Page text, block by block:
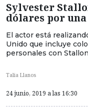
Sylvester
dólares por
El actor está
Unido que incluye
personales con
Talia Llanos
24 junio, 2019 a las 16:30